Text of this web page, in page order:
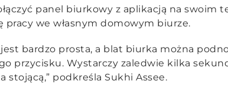
panel biurkowy z aplikacją na swoim
we własnym domowym biurze.
bardzo prosta, a blat biurka można
przycisku. Wystarczy zaledwie kilka
stojącą,” podkreśla Sukhi Assee.